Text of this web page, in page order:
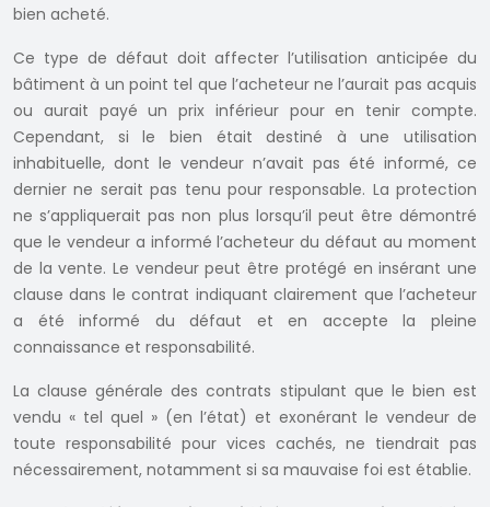
bien acheté.
Ce type de défaut doit affecter l’utilisation anticipée du
bâtiment à un point tel que l’acheteur ne l’aurait pas acquis
ou aurait payé un prix inférieur pour en tenir compte.
Cependant, si le bien était destiné à une utilisation
inhabituelle, dont le vendeur n’avait pas été informé, ce
dernier ne serait pas tenu pour responsable. La protection
ne s’appliquerait pas non plus lorsqu’il peut être démontré
que le vendeur a informé l’acheteur du défaut au moment
de la vente. Le vendeur peut être protégé en insérant une
clause dans le contrat indiquant clairement que l’acheteur
a été informé du défaut et en accepte la pleine
connaissance et responsabilité.
La clause générale des contrats stipulant que le bien est
vendu « tel quel » (en l’état) et exonérant le vendeur de
toute responsabilité pour vices cachés, ne tiendrait pas
nécessairement, notamment si sa mauvaise foi est établie.